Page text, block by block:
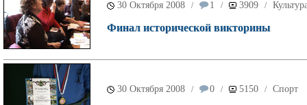
30 Октября 2008 / 1 / 3909 /
Финал исторической викторины
30 Октября 2008 / 0 / 5150 / Спорт